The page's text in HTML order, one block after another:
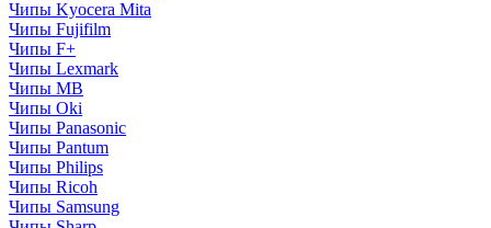
Чипы Kyocera Mita
Чипы Fujifilm
Чипы F+
Чипы Lexmark
Чипы MB
Чипы Oki
Чипы Panasonic
Чипы Pantum
Чипы Philips
Чипы Ricoh
Чипы Samsung